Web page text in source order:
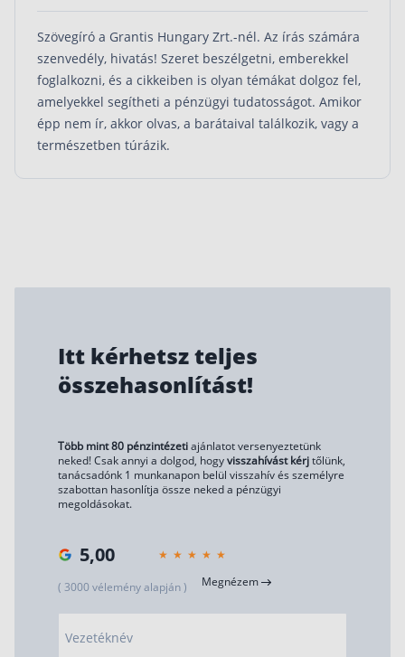
Szövegíró a Grantis Hungary Zrt.-nél. Az írás számára
szenvedély, hivatás! Szeret beszélgetni, emberekkel
foglalkozni, és a cikkeiben is olyan témákat dolgoz fel,
amelyekkel segítheti a pénzügyi tudatosságot. Amikor
épp nem ír, akkor olvas, a barátaival találkozik, vagy a
természetben túrázik.
Itt kérhetsz teljes
összehasonlítást!
Több mint 80 pénzintézetiajánlatot versenyeztetünk
neked! Csak annyi a dolgod, hogyvisszahívást kérjtőlünk,
tanácsadónk 1 munkanapon belül visszahív és személyre
szabottan hasonlítja össze neked a pénzügyi
megoldásokat.
5,00
( 3000 vélemény alapján ) Megnézem
Vezetéknév